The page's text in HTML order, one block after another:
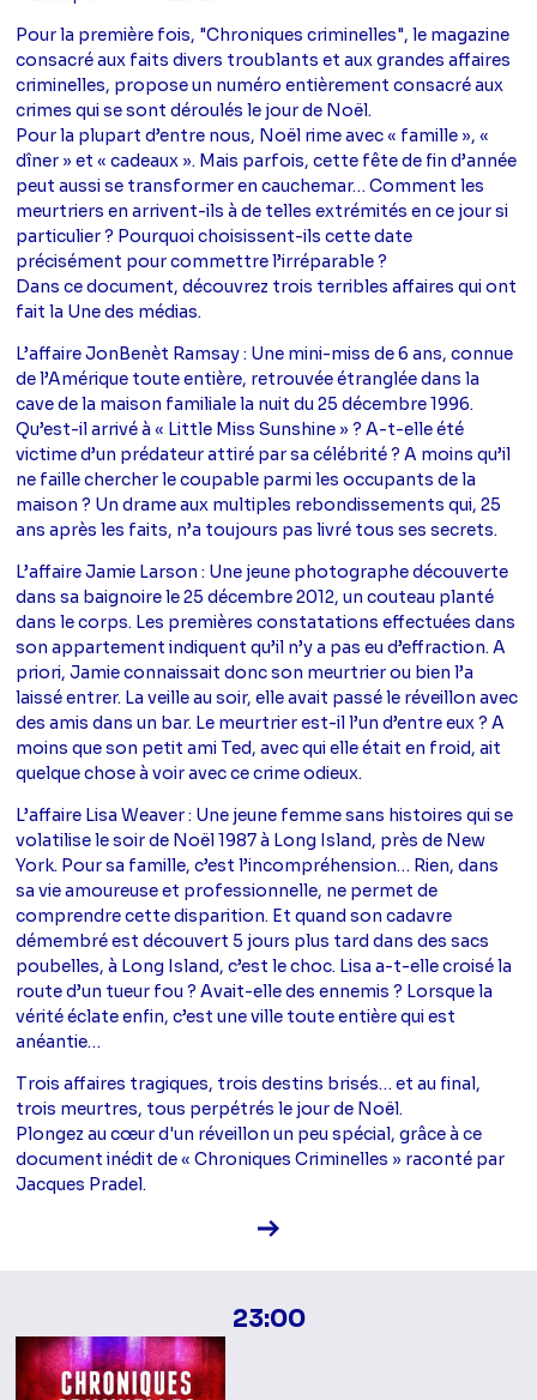
Pour la première fois, "Chroniques criminelles", le magazine
consacré aux faits divers troublants et aux grandes affaires
criminelles, propose un numéro entièrement consacré aux
crimes qui se sont déroulés le jour de Noël.
Pour la plupart d’entre nous, Noël rime avec « famille », «
dîner » et « cadeaux ». Mais parfois, cette fête de fin d’année
peut aussi se transformer en cauchemar… Comment les
meurtriers en arrivent-ils à de telles extrémités en ce jour si
particulier ? Pourquoi choisissent-ils cette date
précisément pour commettre l’irréparable ?
Dans ce document, découvrez trois terribles affaires qui ont
fait la Une des médias.
L’affaire JonBenèt Ramsay : Une mini-miss de 6 ans, connue
de l’Amérique toute entière, retrouvée étranglée dans la
cave de la maison familiale la nuit du 25 décembre 1996.
Qu’est-il arrivé à « Little Miss Sunshine » ? A-t-elle été
victime d’un prédateur attiré par sa célébrité ? A moins qu’il
ne faille chercher le coupable parmi les occupants de la
maison ? Un drame aux multiples rebondissements qui, 25
ans après les faits, n’a toujours pas livré tous ses secrets.
L’affaire Jamie Larson : Une jeune photographe découverte
dans sa baignoire le 25 décembre 2012, un couteau planté
dans le corps. Les premières constatations effectuées dans
son appartement indiquent qu’il n’y a pas eu d’effraction. A
priori, Jamie connaissait donc son meurtrier ou bien l’a
laissé entrer. La veille au soir, elle avait passé le réveillon avec
des amis dans un bar. Le meurtrier est-il l’un d’entre eux ? A
moins que son petit ami Ted, avec qui elle était en froid, ait
quelque chose à voir avec ce crime odieux.
L’affaire Lisa Weaver : Une jeune femme sans histoires qui se
volatilise le soir de Noël 1987 à Long Island, près de New
York. Pour sa famille, c’est l’incompréhension… Rien, dans
sa vie amoureuse et professionnelle, ne permet de
comprendre cette disparition. Et quand son cadavre
démembré est découvert 5 jours plus tard dans des sacs
poubelles, à Long Island, c’est le choc. Lisa a-t-elle croisé la
route d’un tueur fou ? Avait-elle des ennemis ? Lorsque la
vérité éclate enfin, c’est une ville toute entière qui est
anéantie…
Trois affaires tragiques, trois destins brisés… et au final,
trois meurtres, tous perpétrés le jour de Noël.
Plongez au cœur d'un réveillon un peu spécial, grâce à ce
document inédit de « Chroniques Criminelles » raconté par
Jacques Pradel.
Voir la fiche diffusion
23:00